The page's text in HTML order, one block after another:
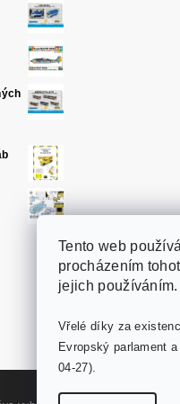
Tento web
procházením
jejich používáním.
Vřelé díky za
Evropský parlament
04-27).